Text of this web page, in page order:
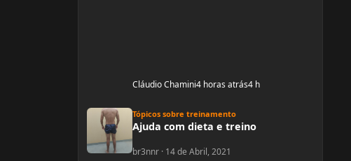
Cláudio Chamini4 horas atrás4 h
Tópicos sobre treinamento
Ajuda com dieta e treino
br3nnr· 14 de Abril, 2021